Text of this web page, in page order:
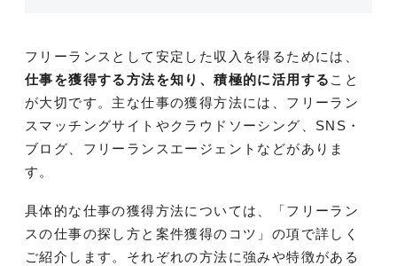
フリーランスとして安定した収入を得るためには、
仕事を獲得する方法を知り、積極的に活用する こと
が大切です。主な仕事の獲得方法には、フリーラン
スマッチングサイトやクラウドソーシング、SNS・
ブログ、フリーランスエージェントなどがありま
す。
具体的な仕事の獲得方法については、「フリーラン
スの仕事の探し方と案件獲得のコツ」の項で詳しく
ご紹介します。それぞれの方法に強みや特徴がある